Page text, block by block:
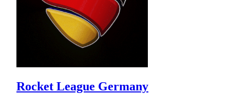
Rocket League Germany